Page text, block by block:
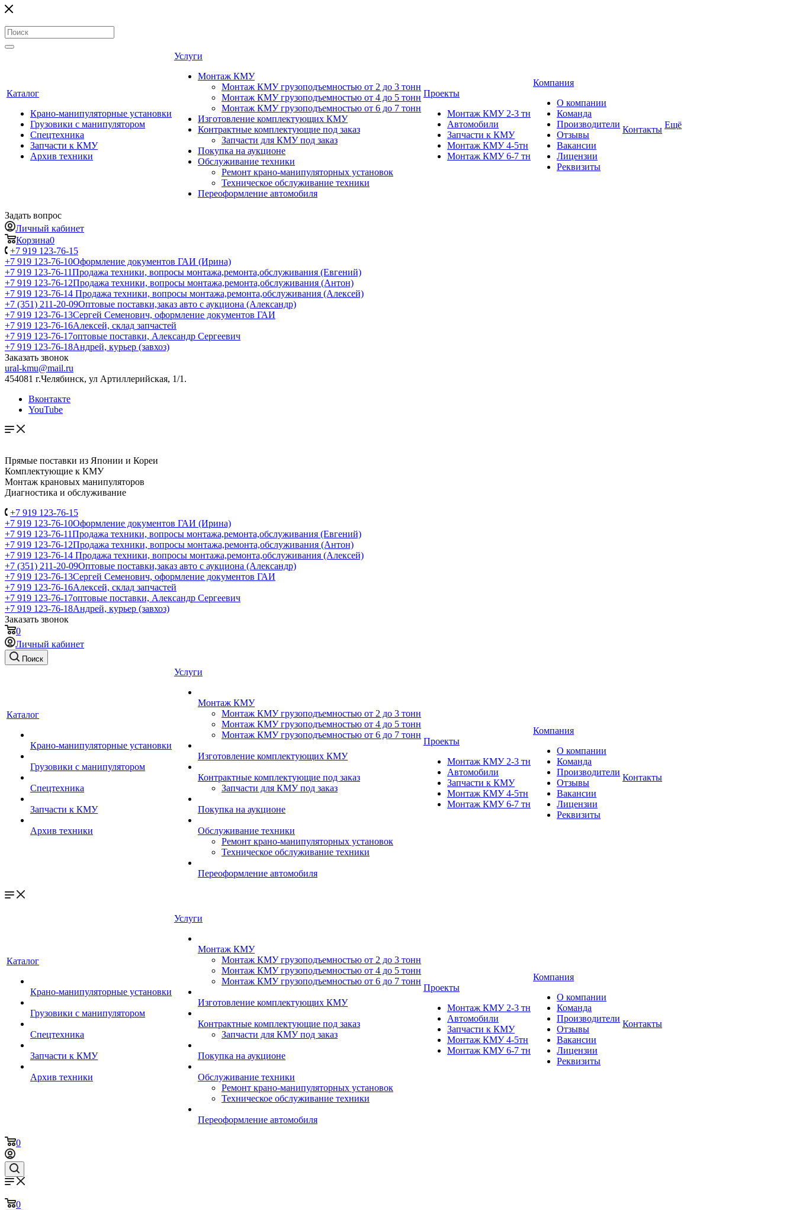
Каталог
Крано-манипуляторные установки
Грузовики с манипулятором
Спецтехника
Запчасти к КМУ
Архив техники
Услуги
Монтаж КМУ
Монтаж КМУ грузоподъемностью от 2 до 3 тонн
Монтаж КМУ грузоподъемностью от 4 до 5 тонн
Монтаж КМУ грузоподъемностью от 6 до 7 тонн
Изготовление комплектующих КМУ
Контрактные комплектующие под заказ
Запчасти для КМУ под заказ
Покупка на аукционе
Обслуживание техники
Ремонт крано-манипуляторных установок
Техническое обслуживание техники
Переоформление автомобиля
Проекты
Монтаж КМУ 2-3 тн
Автомобили
Запчасти к КМУ
Монтаж КМУ 4-5тн
Монтаж КМУ 6-7 тн
Компания
О компании
Команда
Производители
Отзывы
Вакансии
Лицензии
Реквизиты
Контакты Ещё
Задать вопрос
Личный кабинет
Корзина0
+7 919 123-76-15
+7 919 123-76-10Оформление документов ГАИ (Ирина)
+7 919 123-76-11Продажа техники, вопросы монтажа,ремонта,обслуживания (Евгений)
+7 919 123-76-12Продажа техники, вопросы монтажа,ремонта,обслуживания (Антон)
+7 919 123-76-14 Продажа техники, вопросы монтажа,ремонта,обслуживания (Алексей)
+7 (351) 211-20-09Оптовые поставки,заказ авто с аукциона (Александр)
+7 919 123-76-13Сергей Семенович, оформление документов ГАИ
+7 919 123-76-16Алексей, склад запчастей
+7 919 123-76-17оптовые поставки, Александр Сергеевич
+7 919 123-76-18Андрей, курьер (завхоз)
Заказать звонок
ural-kmu@mail.ru
454081 г.Челябинск, ул Артиллерийская, 1/1.
Вконтакте
YouTube
Прямые поставки из Японии и Кореи
Комплектующие к КМУ
Монтаж крановых манипуляторов
Диагностика и обслуживание
+7 919 123-76-15
+7 919 123-76-10Оформление документов ГАИ (Ирина)
+7 919 123-76-11Продажа техники, вопросы монтажа,ремонта,обслуживания (Евгений)
+7 919 123-76-12Продажа техники, вопросы монтажа,ремонта,обслуживания (Антон)
+7 919 123-76-14 Продажа техники, вопросы монтажа,ремонта,обслуживания (Алексей)
+7 (351) 211-20-09Оптовые поставки,заказ авто с аукциона (Александр)
+7 919 123-76-13Сергей Семенович, оформление документов ГАИ
+7 919 123-76-16Алексей, склад запчастей
+7 919 123-76-17оптовые поставки, Александр Сергеевич
+7 919 123-76-18Андрей, курьер (завхоз)
Заказать звонок
0
Личный кабинет
Поиск
Каталог
Крано-манипуляторные установки
Грузовики с манипулятором
Спецтехника
Запчасти к КМУ
Архив техники
Услуги
Монтаж КМУ
Монтаж КМУ грузоподъемностью от 2 до 3 тонн
Монтаж КМУ грузоподъемностью от 4 до 5 тонн
Монтаж КМУ грузоподъемностью от 6 до 7 тонн
Изготовление комплектующих КМУ
Контрактные комплектующие под заказ
Запчасти для КМУ под заказ
Покупка на аукционе
Обслуживание техники
Ремонт крано-манипуляторных установок
Техническое обслуживание техники
Переоформление автомобиля
Проекты
Монтаж КМУ 2-3 тн
Автомобили
Запчасти к КМУ
Монтаж КМУ 4-5тн
Монтаж КМУ 6-7 тн
Компания
О компании
Команда
Производители
Отзывы
Вакансии
Лицензии
Реквизиты
Контакты
Каталог
Крано-манипуляторные установки
Грузовики с манипулятором
Спецтехника
Запчасти к КМУ
Архив техники
Услуги
Монтаж КМУ
Монтаж КМУ грузоподъемностью от 2 до 3 тонн
Монтаж КМУ грузоподъемностью от 4 до 5 тонн
Монтаж КМУ грузоподъемностью от 6 до 7 тонн
Изготовление комплектующих КМУ
Контрактные комплектующие под заказ
Запчасти для КМУ под заказ
Покупка на аукционе
Обслуживание техники
Ремонт крано-манипуляторных установок
Техническое обслуживание техники
Переоформление автомобиля
Проекты
Монтаж КМУ 2-3 тн
Автомобили
Запчасти к КМУ
Монтаж КМУ 4-5тн
Монтаж КМУ 6-7 тн
Компания
О компании
Команда
Производители
Отзывы
Вакансии
Лицензии
Реквизиты
Контакты
0
0